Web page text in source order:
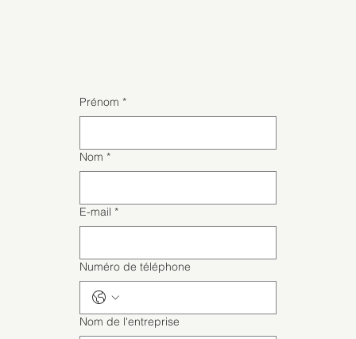
Prénom *
Nom *
E-mail *
Numéro de téléphone
Nom de l'entreprise